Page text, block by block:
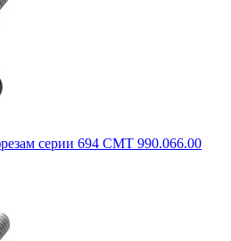
серии 694 CMT 990.066.00